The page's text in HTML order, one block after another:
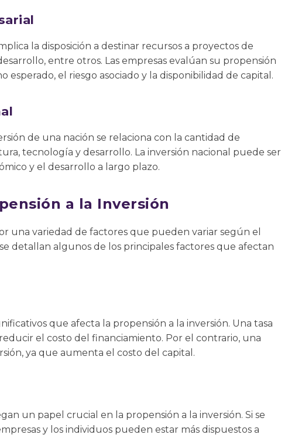
la disposición a destinar recursos a proyectos de
entre otros. Las empresas evalúan su propensión
el riesgo asociado y la disponibilidad de capital.
de una nación se relaciona con la cantidad de
tecnología y desarrollo. La inversión nacional puede ser
y el desarrollo a largo plazo.
a la Inversión
una variedad de factores que pueden variar según el
detallan algunos de los principales factores que afectan
que afecta la propensión a la inversión. Una tasa
el costo del financiamiento. Por el contrario, una
ya que aumenta el costo del capital.
un papel crucial en la propensión a la inversión. Si se
y los individuos pueden estar más dispuestos a